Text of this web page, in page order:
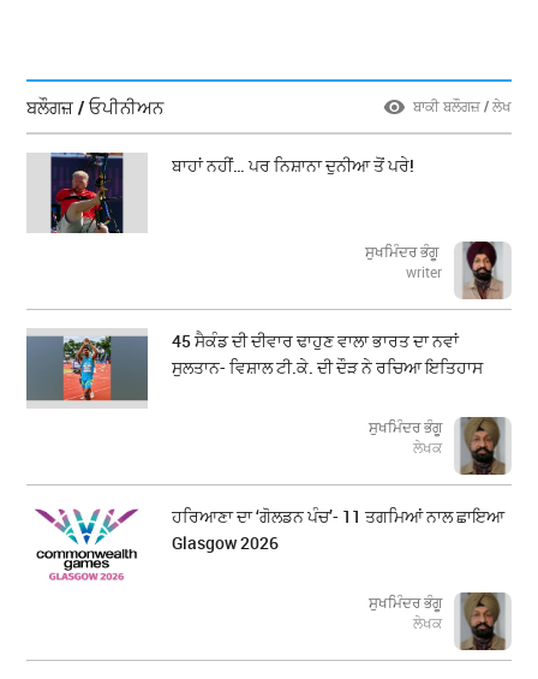
ਬਲੌਗਜ਼ / ਓਪੀਨੀਅਨ ਬਾਕੀ ਬਲੌਗਜ਼ / ਲੇਖ
ਬਾਹਾਂ ਨਹੀਂ… ਪਰ ਨਿਸ਼ਾਨਾ ਦੁਨੀਆ ਤੋਂ ਪਰੇ!
ਸੁਖਮਿੰਦਰ ਭੰਗੂ
writer
45 ਸੈਕੰਡ ਦੀ ਦੀਵਾਰ ਢਾਹੁਣ ਵਾਲਾ ਭਾਰਤ ਦਾ ਨਵਾਂ
ਸੁਲਤਾਨ- ਵਿਸ਼ਾਲ ਟੀ.ਕੇ. ਦੀ ਦੌੜ ਨੇ ਰਚਿਆ ਇਤਿਹਾਸ
ਸੁਖਮਿੰਦਰ ਭੰਗੂ
ਲੇਖਕ
ਹਰਿਆਣਾ ਦਾ ‘ਗੋਲਡਨ ਪੰਚ’- 11 ਤਗਮਿਆਂ ਨਾਲ ਛਾਇਆ
Glasgow 2026
ਸੁਖਮਿੰਦਰ ਭੰਗੂ
ਲੇਖਕ